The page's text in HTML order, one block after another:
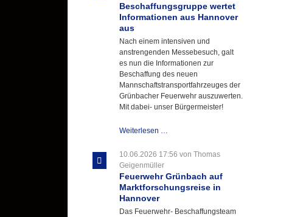
Beschaffungsgruppe wertet
Informationen aus Hannover
aus
Nach einem intensiven und
anstrengenden Messebesuch, galt
es nun die Informationen zur
Beschaffung des neuen
Mannschaftstransportfahrzeuges der
Grünbacher Feuerwehr auszuwerten.
Mit dabei- unser Bürgermeister!
Weiterlesen …
Informationen
Hannover
aus
10.06.2026 17:56 von Thomas
Geigenmüller
Feuerwehr Grünbach auf
Marktforschungsreise in
Hannover
Das Feuerwehr- Beschaffungsteam